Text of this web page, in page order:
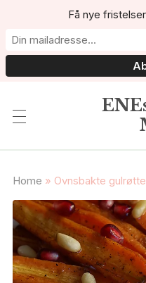
Home » Ovnsbakte
Få nye